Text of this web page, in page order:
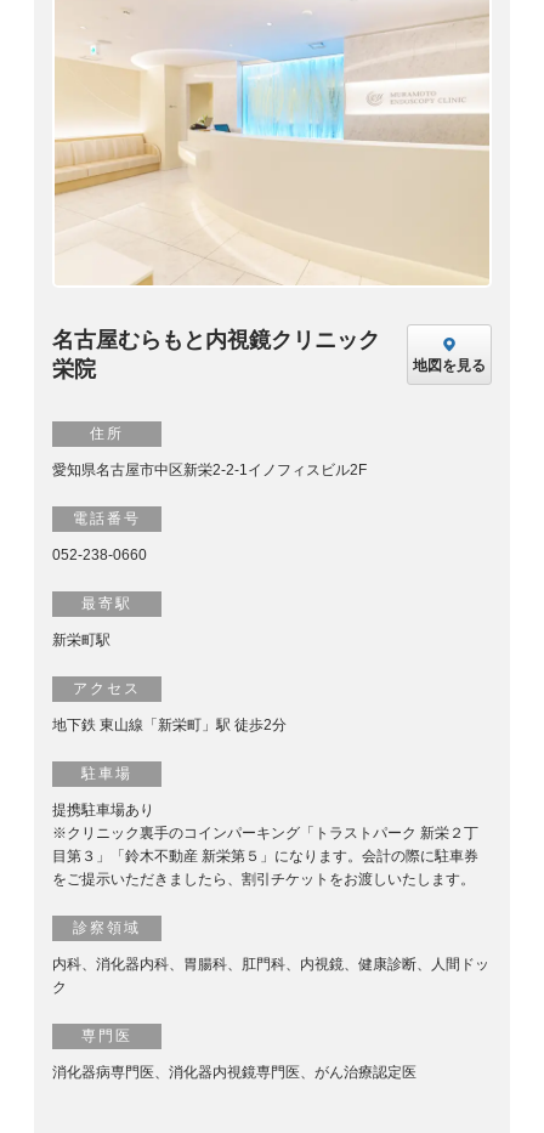
名古屋むらもと内視鏡クリニック
栄院
地図を見る
住所
愛知県名古屋市中区新栄2-2-1イノフィスビル2F
電話番号
052-238-0660
最寄駅
新栄町駅
アクセス
地下鉄 東山線「新栄町」駅 徒歩2分
駐車場
提携駐車場あり
※クリニック裏手のコインパーキング「トラストパーク 新栄２丁
目第３」「鈴木不動産 新栄第５」になります。会計の際に駐車券
をご提示いただきましたら、割引チケットをお渡しいたします。
診察領域
内科、消化器内科、胃腸科、肛門科、内視鏡、健康診断、人間ドッ
ク
専門医
消化器病専門医、消化器内視鏡専門医、がん治療認定医